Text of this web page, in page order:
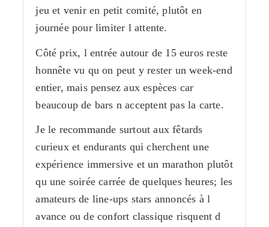
jeu et venir en petit comité, plutôt en
journée pour limiter l attente.
Côté prix, l entrée autour de 15 euros reste
honnête vu qu on peut y rester un week-end
entier, mais pensez aux espèces car
beaucoup de bars n acceptent pas la carte.
Je le recommande surtout aux fêtards
curieux et endurants qui cherchent une
expérience immersive et un marathon plutôt
qu une soirée carrée de quelques heures; les
amateurs de line-ups stars annoncés à l
avance ou de confort classique risquent d